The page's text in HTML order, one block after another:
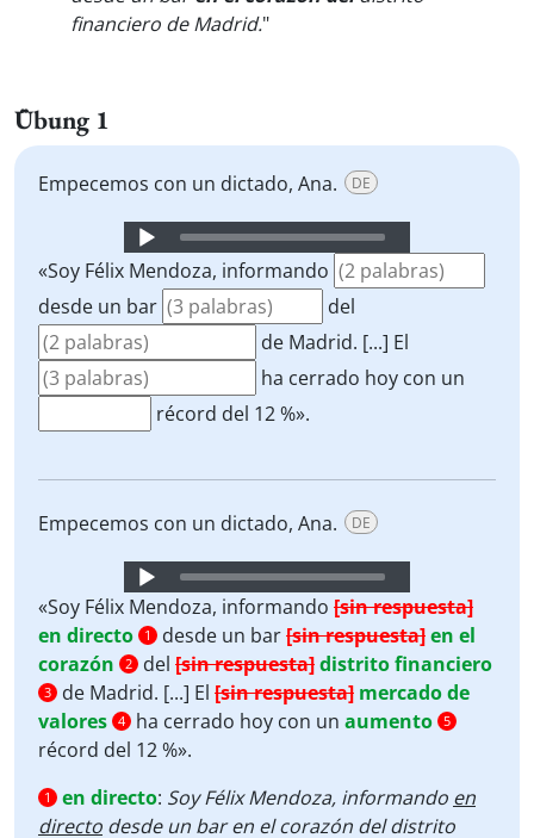
financiero de Madrid."
Übung 1
Empecemos con un dictado, Ana. DE
Audio
Player
«Soy Félix Mendoza, informando
desde un bar
del
de Madrid. [...] El
ha cerrado hoy con un
récord del 12 %».
Empecemos con un dictado, Ana. DE
Audio
Player
«Soy Félix Mendoza, informando [sin respuesta]
en directo
1 desde un bar[sin respuesta]en el
corazón
2 del [sin respuesta]distrito financiero
3 de Madrid. [...] El [sin respuesta] mercado de
valores 4 ha cerrado hoy con un aumento 5
récord del 12 %».
1 en directo: Soy Félix Mendoza, informando en
directo desde un bar en el corazón del distrito